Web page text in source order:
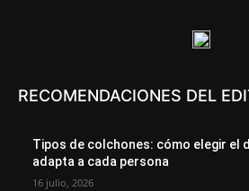
RECOMENDACIONES DEL
Tipos de colchones: cómo elegir el
adapta a cada persona
16 julio, 2026